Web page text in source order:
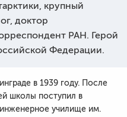
крупный
доктор
РАН. Герой
Федерации.
в 1939 году. После
школы поступил в
училище им.